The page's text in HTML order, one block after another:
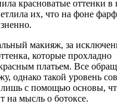
красноватые оттенки в
их, что на фоне
макияж, за
которые прохладно
платьем. Все
однако такой уровень
лишь с помощью основы,
на мысль о ботоксе.